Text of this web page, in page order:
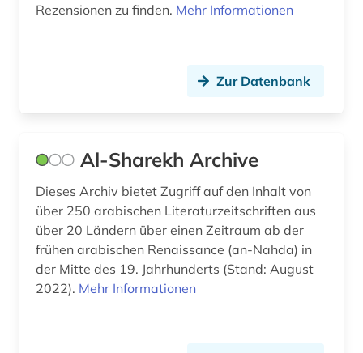
drittes reich (1)
dunhuang (1)
dänemark (2)
dänisch (14)
dänisch-hallesche mission in tranquebar (1)
e-book (1)
Rezensionen zu finden. Mehr Informationen
Zur Datenbank
Al-Sharekh Archive
Dieses Archiv bietet Zugriff auf den Inhalt von
über 250 arabischen Literaturzeitschriften aus
über 20 Ländern über einen Zeitraum ab der
frühen arabischen Renaissance (an-Nahda) in
der Mitte des 19. Jahrhunderts (Stand: August
2022). Mehr Informationen